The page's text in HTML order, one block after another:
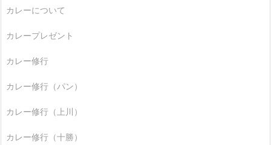
カレーについて
カレープレゼント
カレー修行
カレー修行（パン）
カレー修行（上川）
カレー修行（十勝）